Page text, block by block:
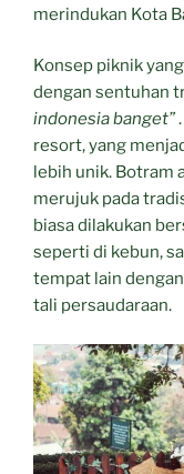
merindukan Kota
Konsep piknik
dengan sentuhan
indonesia banget”.
resort, yang
lebih unik. Botram
merujuk pada
biasa dilakukan
seperti di kebun,
tempat lain
tali persaudaraan.